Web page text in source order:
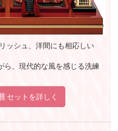
ッシュ、洋間にも相応しい
ら、現代的な風を感じる洗練
セットを詳しく